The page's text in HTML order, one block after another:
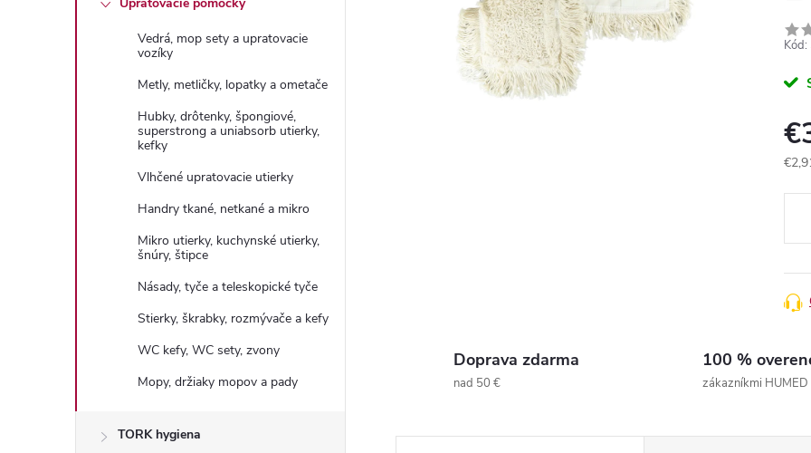
Vedrá, mop sety a upratovacie
vozíky
Metly, metličky, lopatky a ometače
Hubky, drôtenky, špongiové,
superstrong a uniabsorb utierky,
kefky
Vlhčené upratovacie utierky
Handry tkané, netkané a mikro
Mikro utierky, kuchynské utierky,
šnúry, štipce
Násady, tyče a teleskopické tyče
Stierky, škrabky, rozmývače a kefy
WC kefy, WC sety, zvony
Mopy, držiaky mopov a pady
TORK hygiena
Kód:
Doprava zdarma
nad 50 €
100 %
zákazníkmi HUMED